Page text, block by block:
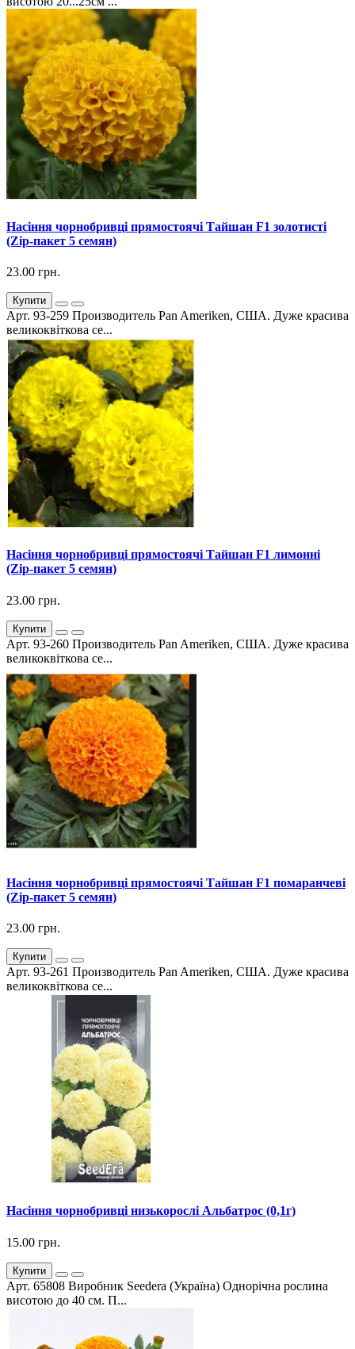
Насіння чорнобривці прямостоячі Тайшан F1 золотисті
(Zip-пакет 5 семян)
23.00 грн.
Купити
Арт. 93-259 Производитель Pan Ameriken, США. Дуже красива
великоквіткова се...
Насіння чорнобривці прямостоячі Тайшан F1 лимонні
(Zip-пакет 5 семян)
23.00 грн.
Купити
Арт. 93-260 Производитель Pan Ameriken, США. Дуже красива
великоквіткова се...
Насіння чорнобривці прямостоячі Тайшан F1 помаранчеві
(Zip-пакет 5 семян)
23.00 грн.
Купити
Арт. 93-261 Производитель Pan Ameriken, США. Дуже красива
великоквіткова се...
Насіння чорнобривці низькорослі Альбатрос (0,1г)
15.00 грн.
Купити
Арт. 65808 Виробник Seedera (Україна) Однорічна рослина
висотою до 40 см. П...